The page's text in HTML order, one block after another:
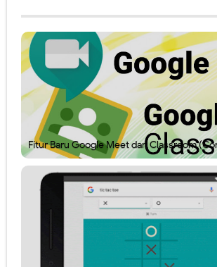
Pelatihan Penggunaan Soal-soal berbasis
Ragu dengan Qur'an Digital? Cobalah Aplikasi
Hari Ini Pendaftaran Sekolah Kedinasan 2025 Mulai Dibuka, Cek
Fitur Baru Google Meet dan Classroom